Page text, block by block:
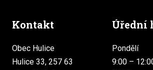
Kontakt
Obec Hulice
Hulice 33, 257 63
Úřední
Pondělí
9:00 –